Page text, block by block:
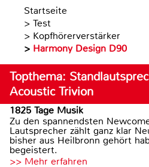
Startseite
> Test
> Kopfhörerverstärker
> Harmony Design D90
Topthema:
Acoustic Trivion
1825 Tage Musik
Zu den spannendsten
Lautsprecher zählt ganz klar
bisher aus Heilbronn gehört
begeistert.
>> Mehr erfahren